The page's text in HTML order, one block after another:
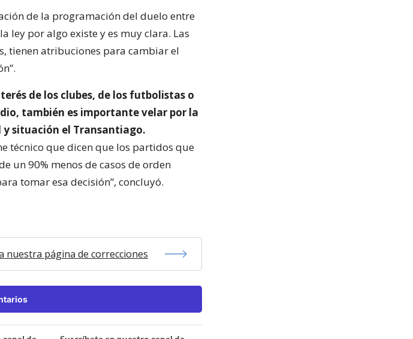
de la programación del duelo entre
ley por algo existe y es muy clara. Las
tienen atribuciones para cambiar el
de los clubes, de los futbolistas o
también es importante velar por la
y situación el Transantiago.
técnico que dicen que los partidos que
un 90% menos de casos de orden
tomar esa decisión”, concluyó.
nuestra página de correcciones